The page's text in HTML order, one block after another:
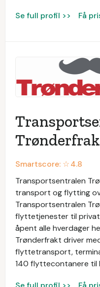
Se full profil >> Få
Smartscore: ☆4.8
Transportsentralen
transport og flytting
Transportsentralen
flyttetjenester til
åpent alle hverdager
Trønderfrakt driver
flyttetransport,
140 flyttecontanere til